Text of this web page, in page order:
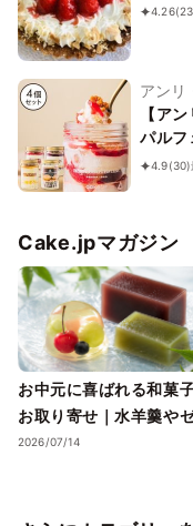
4.26
アンリ
【ア
パルフ
4.9(30)
Cake.jpマガジン
お中元に喜ばれる和菓
お取り寄せ｜水羊羹や
ーで涼を届ける夏ギフト
2026/07/14